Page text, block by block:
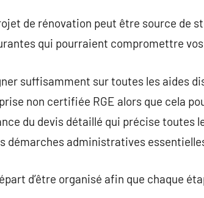
de rénovation peut être source de
qui pourraient compromettre
suffisamment sur toutes les aides
non certifiée RGE alors que cela
du devis détaillé qui précise toutes
démarches administratives
d’être organisé afin que chaque